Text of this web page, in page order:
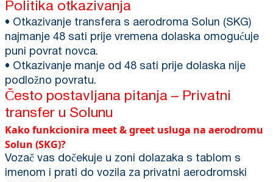
Politika otkazivanja
• Otkazivanje transfera s aerodroma Solun (SKG)
najmanje 48 sati prije vremena dolaska omogućuje
puni povrat novca.
• Otkazivanje manje od 48 sati prije dolaska nije
podložno povratu.
Često postavljana pitanja – Privatni
transfer u Solunu
Kako funkcionira meet & greet usluga na aerodromu
Solun (SKG)?
Vozač vas dočekuje u zoni dolazaka s tablom s
imenom i prati do vozila za privatni aerodromski